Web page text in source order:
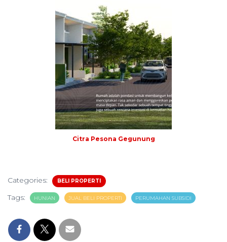
Citra Pesona Gegunung
Categories: BELI PROPERTI
Tags: HUNIAN JUAL BELI PROPERTI PERUMAHAN SUBSIDI